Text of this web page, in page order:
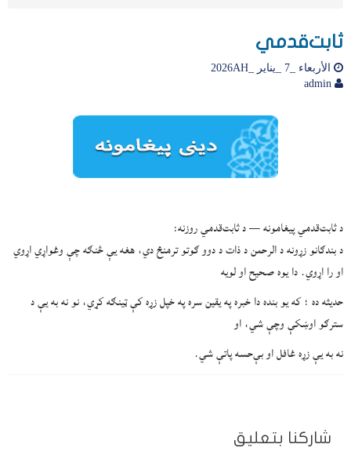
ثابت‌قدمي
الأربعاء _7 _يناير _2026AH
د ثابت‌قدمي پیغامونه — د ثابت‌قدمي روزنه:
د بندګانو زړونه د الرحمن د ذات د دوو ګوتو ترمنځ دي، هغه یې څنګه چې وغواړي اړوي
او را اړوي. دا يوه صحيح او لويه
حديثه ده ؛ که يو بنده دا خبره په يقين سره په خپل زړه کې ټينګه کړي، نو نه به يې د
سترګو اوښکې وچې شي، او
نه به يې زړه غافل او بې‌حسه پاتې شي.
شاركنا بتعليق